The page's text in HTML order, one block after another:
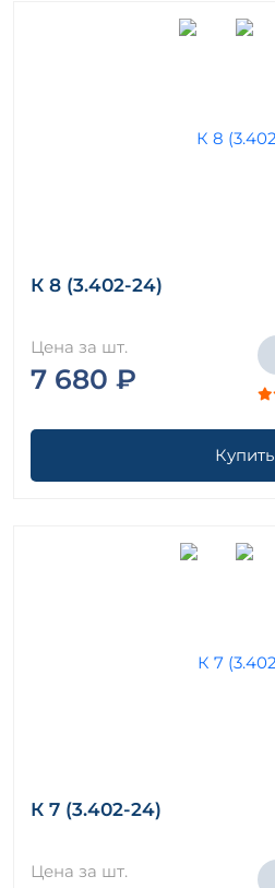
К 8 (3.402-24)
Цена за шт.
7 680 ₽
Купить
К 7 (3.402-24)
Цена за шт.